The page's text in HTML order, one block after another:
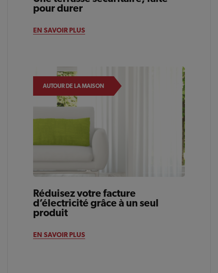
pour durer
EN SAVOIR PLUS
AUTOUR DE LA MAISON
Réduisez votre facture
d’électricité grâce à un seul
produit
EN SAVOIR PLUS